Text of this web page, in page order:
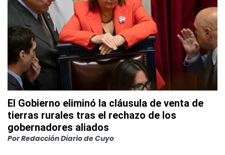
El Gobierno eliminó la cláusula de venta de
tierras rurales tras el rechazo de los
gobernadores aliados
PorRedacción Diario de Cuyo